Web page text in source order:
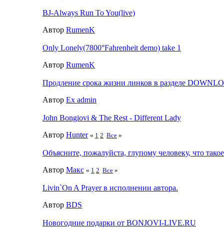
BJ-Always Run To You(live)
Автор RumenK
Only Lonely(7800°Fahrenheit demo) take 1
Автор RumenK
Продление срока жизни линков в разделе
Автор Ex admin
John Bongiovi & The Rest - Different Lady
Автор Hunter « 1 2 Все »
Объясните, пожалуйста, глупому человеку, что
Автор Макс « 1 2 Все »
Livin`On A Prayer в исполнении автора.
Автор BDS
Новогодние подарки от BONJOVI-LIVE.RU